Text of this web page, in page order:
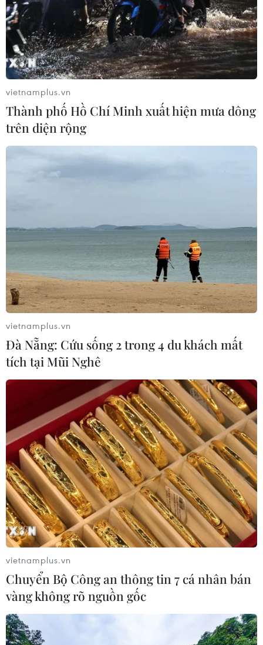
vietnamplus.vn
Thành phố Hồ Chí Minh xuất hiện mưa dông
trên diện rộng
vietnamplus.vn
Đà Nẵng: Cứu sống 2 trong 4 du khách mất
tích tại Mũi Nghê
vietnamplus.vn
Chuyển Bộ Công an thông tin 7 cá nhân bán
vàng không rõ nguồn gốc